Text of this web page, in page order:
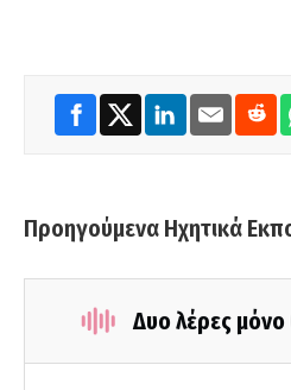
Προηγούμενα Ηχητικά
Δυο λέρες